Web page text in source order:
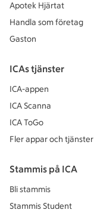
Apotek Hjärtat
Handla som företag
Gaston
ICAs tjänster
ICA-appen
ICA Scanna
ICA ToGo
Fler appar och tjänster
Stammis på ICA
Bli stammis
Stammis Student